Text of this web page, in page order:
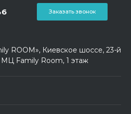
Заказать звонок
ROOM», Киевское шоссе, 23-й
МЦ Family Room, 1 этаж